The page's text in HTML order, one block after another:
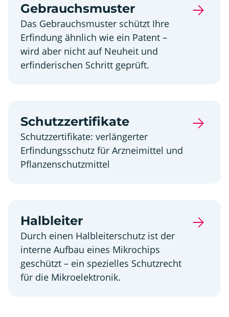
Gebrauchsmuster
Das Gebrauchsmuster schützt Ihre
Erfindung ähnlich wie ein Patent –
wird aber nicht auf Neuheit und
erfinderischen Schritt geprüft.
Schutzzertifikate
Schutzzertifikate: verlängerter
Erfindungsschutz für Arzneimittel und
Pflanzenschutzmittel
Halbleiter
Durch einen Halbleiterschutz ist der
interne Aufbau eines Mikrochips
geschützt – ein spezielles Schutzrecht
für die Mikroelektronik.